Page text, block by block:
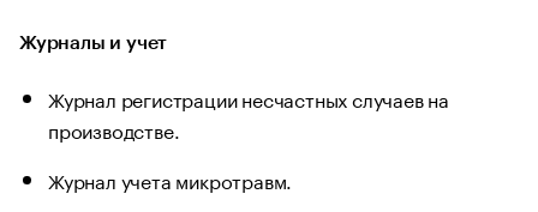
Журналы и учет
Журнал регистрации несчастных случаев на
производстве.
Журнал учета микротравм.